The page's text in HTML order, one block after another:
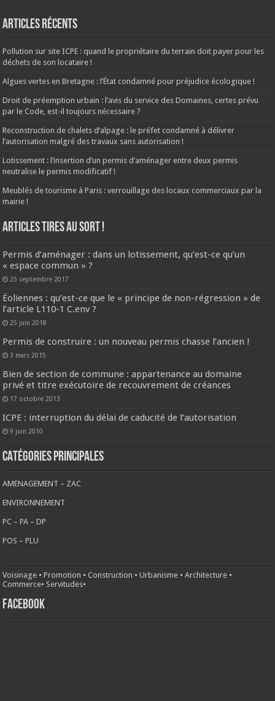
Articles récents
Pollution sur site ICPE : quand le propriétaire du terrain doit payer pour les
déchets de son locataire !
Algues vertes en Bretagne : l’État condamné pour préjudice écologique !
Droit de préemption urbain : l’avis du service des Domaines, certes prévu
par le Code, est-il toujours nécessaire ?
Reconstruction de chalets d’alpage : le préfet condamné à délivrer
l’autorisation malgré des travaux sans autorisation !
Lotissement : l’insertion d’un permis d’aménager entre deux permis
neutralise le permis modificatif !
Meublés de tourisme à Paris : verrouillage des locaux commerciaux par la
mairie !
ARTICLES TIRES AU SORT !
Permis d’aménager : dans un lotissement, qu’est-ce qu’un
« espace commun » ?
25 septembre 2017
Éoliennes : qu’est-ce que le « principe de non-régression » de
l’article L110-1 C.env ?
25 juin 2018
Permis de construire : un nouveau permis chasse l’ancien !
3 mars 2015
Bien de section de commune : appartenance au domaine
privé et titre exécutoire de recouvrement de créances
17 octobre 2013
ICPE : interruption du délai de caducité de l’autorisation
9 juin 2010
CATÉGORIES PRINCIPALES
AMENAGEMENT – ZAC
ENVIRONNEMENT
PC – PA – DP
POS – PLU
Voisinage •Promotion •Construction •Urbanisme •Architecture •
Commerce• Servitudes•
FACEBOOK